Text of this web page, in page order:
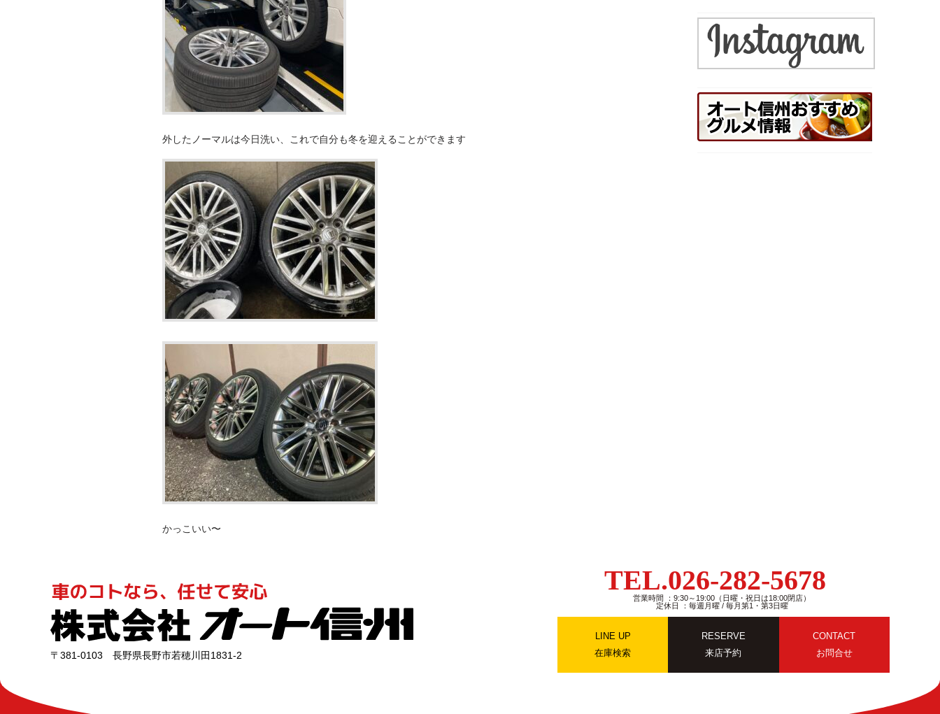
外したノーマルは今日洗い、これで自分も冬を迎えることができます
かっこいい〜
〒381-0103 長野県長野市若穂川田1831-2
TEL.026-282-5678
営業時間 ：9:30～19:00（日曜・祝日は18:00閉店）
定休日 ：毎週月曜 / 毎月第1・第3日曜
LINE UP
在庫検索
RESERVE
来店予約
CONTACT
お問合せ